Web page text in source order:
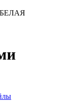
БЕЛАЯ